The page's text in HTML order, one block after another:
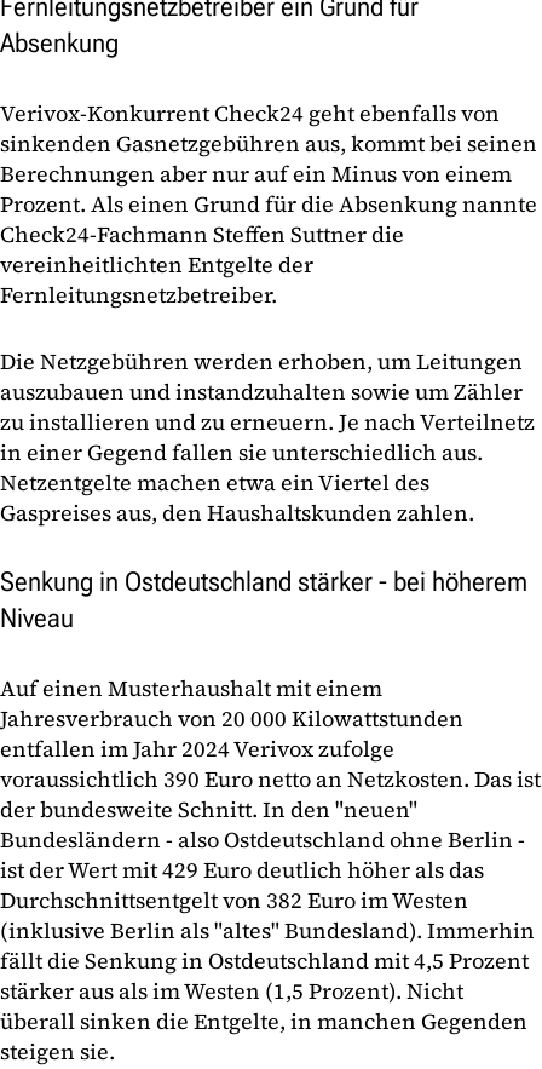
Fernleitungsnetzbetreiber ein Grund für
Absenkung
Verivox-Konkurrent Check24 geht ebenfalls von
sinkenden Gasnetzgebühren aus, kommt bei seinen
Berechnungen aber nur auf ein Minus von einem
Prozent. Als einen Grund für die Absenkung nannte
Check24-Fachmann Steffen Suttner die
vereinheitlichten Entgelte der
Fernleitungsnetzbetreiber.
Die Netzgebühren werden erhoben, um Leitungen
auszubauen und instandzuhalten sowie um Zähler
zu installieren und zu erneuern. Je nach Verteilnetz
in einer Gegend fallen sie unterschiedlich aus.
Netzentgelte machen etwa ein Viertel des
Gaspreises aus, den Haushaltskunden zahlen.
Senkung in Ostdeutschland stärker - bei höherem
Niveau
Auf einen Musterhaushalt mit einem
Jahresverbrauch von 20 000 Kilowattstunden
entfallen im Jahr 2024 Verivox zufolge
voraussichtlich 390 Euro netto an Netzkosten. Das ist
der bundesweite Schnitt. In den "neuen"
Bundesländern - also Ostdeutschland ohne Berlin -
ist der Wert mit 429 Euro deutlich höher als das
Durchschnittsentgelt von 382 Euro im Westen
(inklusive Berlin als "altes" Bundesland). Immerhin
fällt die Senkung in Ostdeutschland mit 4,5 Prozent
stärker aus als im Westen (1,5 Prozent). Nicht
überall sinken die Entgelte, in manchen Gegenden
steigen sie.